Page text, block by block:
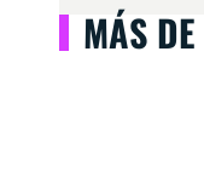
MÁS